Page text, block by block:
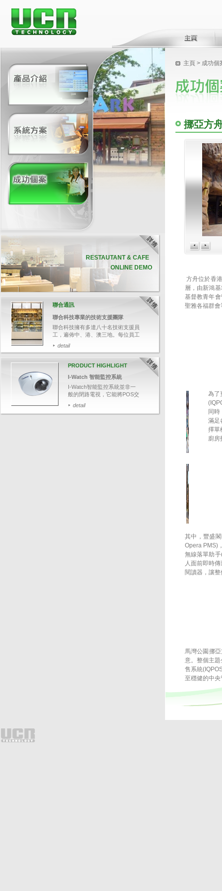
RESTAUTANT & CAFE
ONLINE DEMO
聯合通訊
聯合科技專業的技術支援團隊
聯合科技擁有多達八十名技術支援員
工，遍佈中、港、澳三地。每位員工
培訓員的嚴格評核，確保他們有充足
的技術知識，幫助客戶解答各種疑
難。
員鄭先生，了解聯合科技如何為客人
提供迅速和專業的技術支援服務。
detail
PRODUCT HIGHLIGHT
I-Watch 智能監控系統
I-Watch智能監控系統並非一
般的閉路電視，它能將POS交
入關鍵文字，如：項目名稱、
整單取消、更改付款等，快速
detail
主頁 > 成功個
挪亞方
方舟位於香
層，由新鴻
基督教青年
聖雅各福群
為了
同
滿足
擇單
廚房
其中，豐盛
Opera PMS)
無線落單助
人面前即時
閱讀器，讓
馬灣公園挪
意。整個主
售系統
至穩健的中